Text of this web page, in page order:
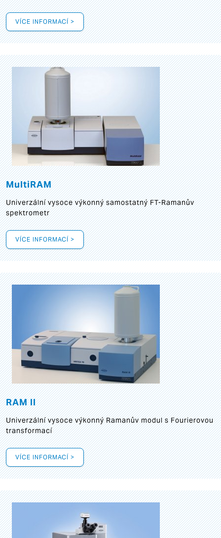
VÍCE INFORMACÍ >
MultiRAM
Univerzální vysoce výkonný samostatný FT-Ramanův
spektrometr
VÍCE INFORMACÍ >
RAM II
Univerzální vysoce výkonný Ramanův modul s Fourierovou
transformací
VÍCE INFORMACÍ >